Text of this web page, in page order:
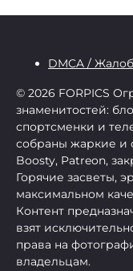
DMCA /
© 2026 FORPICS
знаменитостей:
спортсменки и
собраны жаркие и
Boosty, Patreon,
Горячие засветы,
максимальном
Контент
взят
права на
владельцам.